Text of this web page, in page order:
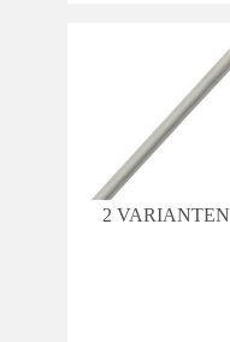
2 VARIANTEN